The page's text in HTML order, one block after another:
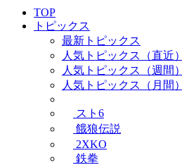
TOP
トピックス
最新トピックス
人気トピックス（直近）
人気トピックス（週間）
人気トピックス（月間）
スト6
餓狼伝説
2XKO
鉄拳